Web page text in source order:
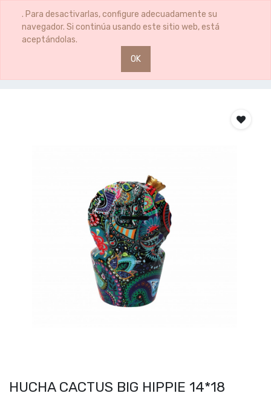
. Para desactivarlas, configure adecuadamente su
navegador. Si continúa usando este sitio web, está
aceptándolas.
OK
0 0
HUCHA CACTUS BIG HIPPIE 14*18
HUCHA CACTUS BIG HIPPIE 14*18